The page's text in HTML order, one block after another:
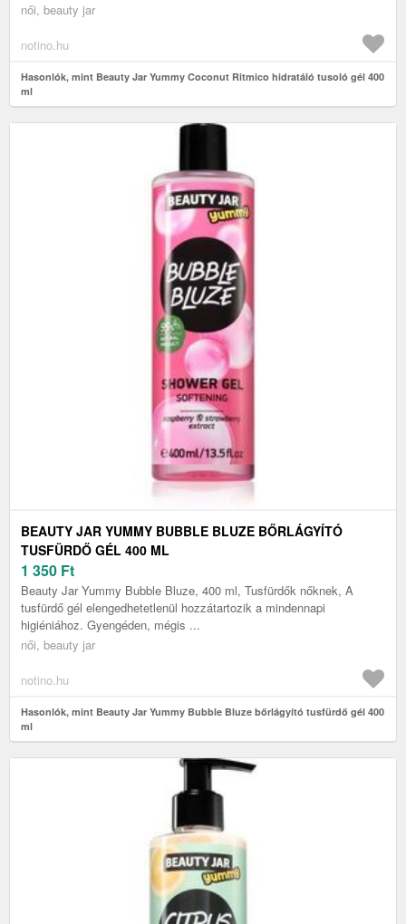
női, beauty jar
notino.hu
Hasonlók, mint Beauty Jar Yummy Coconut Ritmico hidratáló tusoló gél 400
ml
BEAUTY JAR YUMMY BUBBLE BLUZE BŐRLÁGYÍTÓ
TUSFÜRDŐ GÉL 400 ML
1 350 Ft
Beauty Jar Yummy Bubble Bluze, 400 ml, Tusfürdők nőknek, A
tusfürdő gél elengedhetetlenül hozzátartozik a mindennapi
higiéniához. Gyengéden, mégis ...
női, beauty jar
notino.hu
Hasonlók, mint Beauty Jar Yummy Bubble Bluze bőrlágyító tusfürdő gél 400
ml